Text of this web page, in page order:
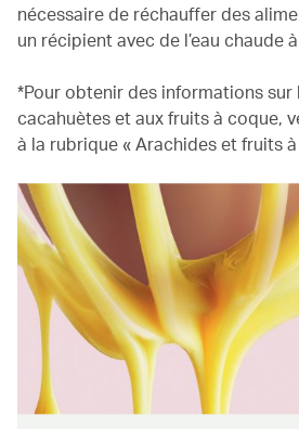
nécessaire de réchauffer des
un récipient avec de l’eau chaude
*Pour obtenir des informations sur
cacahuètes et aux fruits à coque,
à la rubrique « Arachides et fruits